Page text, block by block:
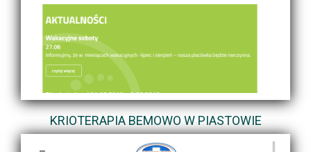
KRIOTERAPIA BEMOWO W PIASTOWIE